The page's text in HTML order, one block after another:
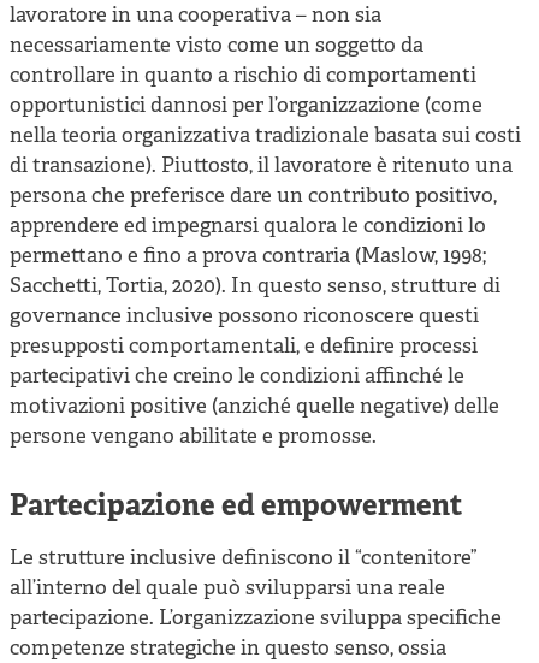
lavoratore in una cooperativa – non sia
necessariamente visto come un soggetto da
controllare in quanto a rischio di comportamenti
opportunistici dannosi per l’organizzazione (come
nella teoria organizzativa tradizionale basata sui costi
di transazione). Piuttosto, il lavoratore è ritenuto una
persona che preferisce dare un contributo positivo,
apprendere ed impegnarsi qualora le condizioni lo
permettano e fino a prova contraria (Maslow, 1998;
Sacchetti, Tortia, 2020). In questo senso, strutture di
governance inclusive possono riconoscere questi
presupposti comportamentali, e definire processi
partecipativi che creino le condizioni affinché le
motivazioni positive (anziché quelle negative) delle
persone vengano abilitate e promosse.
Partecipazione ed empowerment
Le strutture inclusive definiscono il “contenitore”
all’interno del quale può svilupparsi una reale
partecipazione. L’organizzazione sviluppa specifiche
competenze strategiche in questo senso, ossia